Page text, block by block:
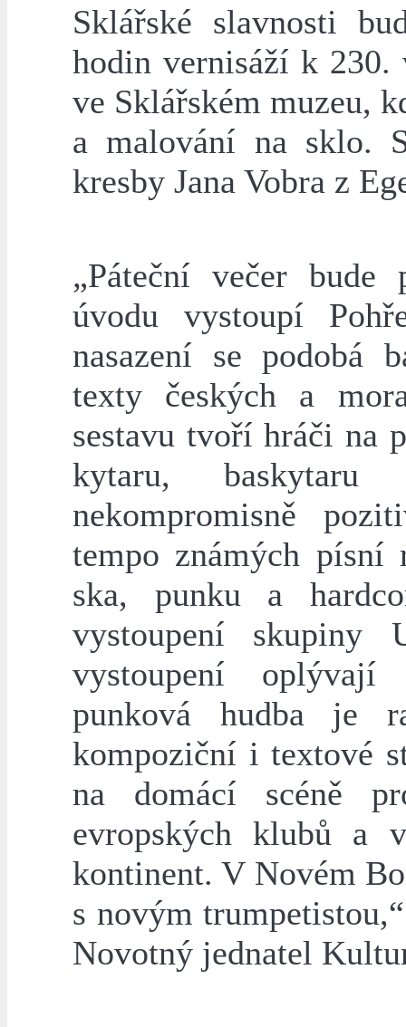
Sklářské slavnosti
hodin vernisáží k 230.
ve Sklářském muzeu,
a malování na sklo.
kresby Jana Vobra z
„Páteční večer
úvodu vystoupí
nasazení se podobá
texty českých a
sestavu tvoří hráči na
kytaru,
nekompromisně
tempo známých
ska, punku a
vystoupení
vystoupení oplývají
punková hudba je
kompoziční i textové
na domácí scéně
evropských klubů a
kontinent. V Novém
s novým
Novotný jednatel